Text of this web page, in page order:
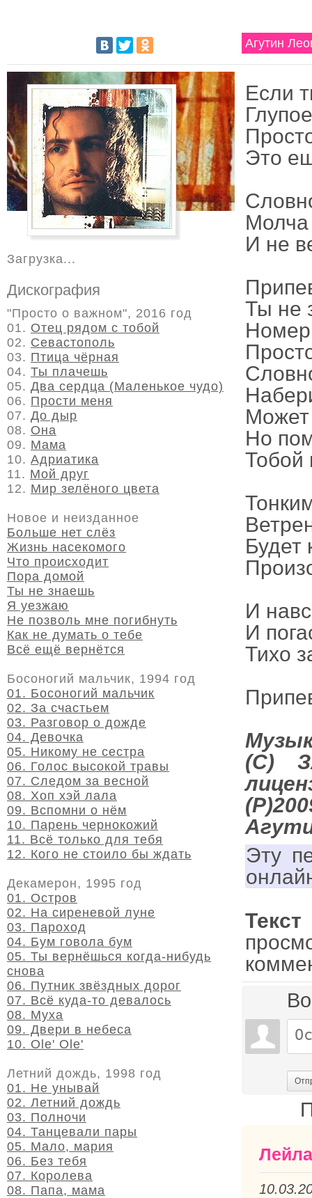
Агутин
Если
Это
Молча
И не
Ты не
Может
Но
Тобой
Будет
И
И
Тихо
(C)
Эту
Лейла
Загрузка...
Дискография
"Просто о важном", 2016 год
01. Отец рядом с тобой
02. Севастополь
03. Птица чёрная
04. Ты плачешь
05. Два сердца (Маленькое чудо)
06. Прости меня
07. До дыр
08. Она
09. Мама
10. Адриатика
11. Мой друг
12. Мир зелёного цвета
Новое и неизданное
Больше нет слёз
Жизнь насекомого
Что происходит
Пора домой
Ты не знаешь
Я уезжаю
Не позволь мне погибнуть
Как не думать о тебе
Всё ещё вернётся
Босоногий мальчик, 1994 год
01. Босоногий мальчик
02. За счастьем
03. Разговор о дожде
04. Девочка
05. Никому не сестра
06. Голос высокой травы
07. Следом за весной
08. Хоп хэй лала
09. Вспомни о нём
10. Парень чернокожий
11. Всё только для тебя
12. Кого не стоило бы ждать
Декамерон, 1995 год
01. Остров
02. На сиреневой луне
03. Пароход
04. Бум говола бум
05. Ты вернёшься когда-нибудь
снова
06. Путник звёздных дорог
07. Всё куда-то девалось
08. Муха
09. Двери в небеса
10. Ole' Ole'
Летний дождь, 1998 год
01. Не унывай
02. Летний дождь
03. Полночи
04. Танцевали пары
05. Мало, мария
06. Без тебя
07. Королева
08. Папа, мама